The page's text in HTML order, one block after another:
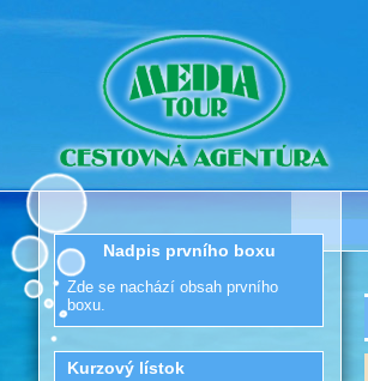
Nadpis prvního boxu
Zde se nachází obsah prvního
boxu.
Kurzový lístok